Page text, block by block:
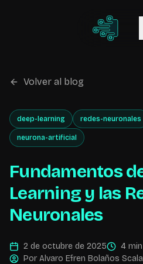
Volver al blog
deep-learning redes-neuronales
neurona-artificial
Fundamentos
Learning y las
Neuronales
2 de octubre de 2025
4
Por Alvaro Efren Bolaños